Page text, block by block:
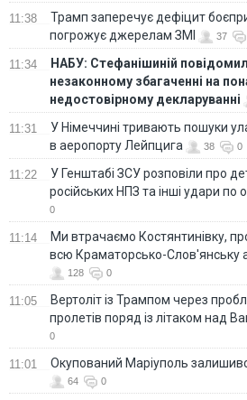
11:38
Трамп заперечує дефіцит
погрожує джерелам ЗМІ
37
11:34
НАБУ: Стефанішиній
незаконному збагаченні на
недостовірному декларуванні
11:31
У Німеччині тривають пошуки
в аеропорту Лейпцига
38 0
11:22
У Генштабі ЗСУ розповіли про
російських НПЗ та інші удари по
0
11:14
Ми втрачаємо Костянтинівку,
всю Краматорсько-Слов'янську
128 0
11:05
Вертоліт із Трампом через
пролетів поряд із літаком над
0
11:01 Окупований Маріуполь
64 0